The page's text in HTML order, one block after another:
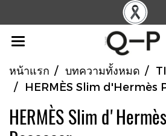
หน้าแรก บทความทั้งหมด
HERMÈS Slim d'Hermès
HERMÈS Slim